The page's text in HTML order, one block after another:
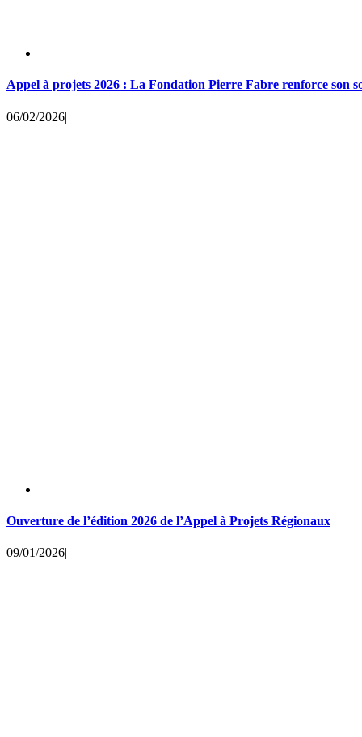
Appel à projets 2026 : La Fondation Pierre Fabre renforce son
06/02/2026|
Ouverture de l’édition 2026 de l’Appel à Projets Régionaux
09/01/2026|